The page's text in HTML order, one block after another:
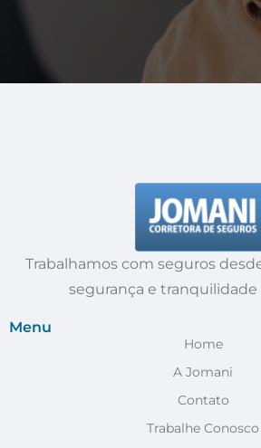
Trabalhamos com seguros
segurança e tranquilidade
Menu
Home
A Jomani
Contato
Trabalhe Conosco